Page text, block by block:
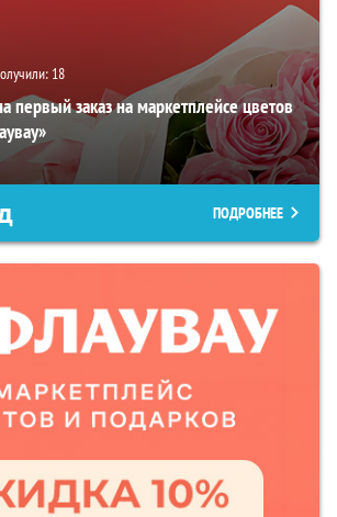
18
первый заказ на маркетплейсе цветов
ПОДРОБНЕЕ